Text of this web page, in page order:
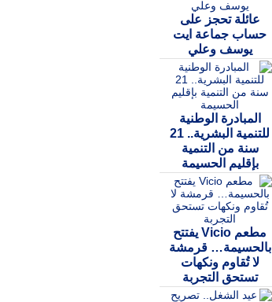
عائلة تحجز على
حساب جماعة ايت
يوسف وعلي
المبادرة الوطنية
للتنمية البشرية.. 21
سنة من التنمية
بإقليم الحسيمة
مطعم Vicio يفتتح
بالحسيمة… قرمشة
لا تُقاوم ونكهات
تستحق التجربة